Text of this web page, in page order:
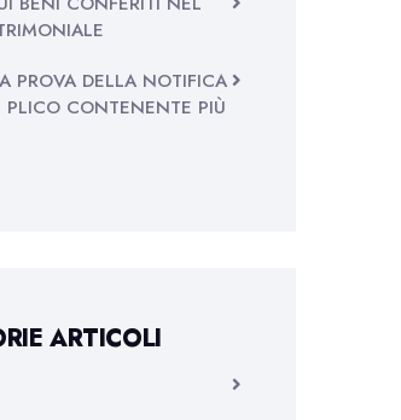
PROVA DELLA NOTIFICA
CONTENENTE PIÙ
ARTICOLI